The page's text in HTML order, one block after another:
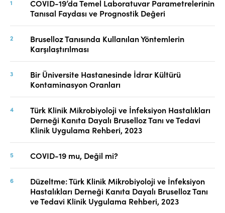
COVID-19’da Temel Laboratuvar Parametrelerinin
Tanısal Faydası ve Prognostik Değeri
Bruselloz Tanısında Kullanılan Yöntemlerin
Karşılaştırılması
Bir Üniversite Hastanesinde İdrar Kültürü
Kontaminasyon Oranları
Türk Klinik Mikrobiyoloji ve İnfeksiyon Hastalıkları
Derneği Kanıta Dayalı Bruselloz Tanı ve Tedavi
Klinik Uygulama Rehberi, 2023
COVID-19 mu, Değil mi?
Düzeltme: Türk Klinik Mikrobiyoloji ve İnfeksiyon
Hastalıkları Derneği Kanıta Dayalı Bruselloz Tanı
ve Tedavi Klinik Uygulama Rehberi, 2023